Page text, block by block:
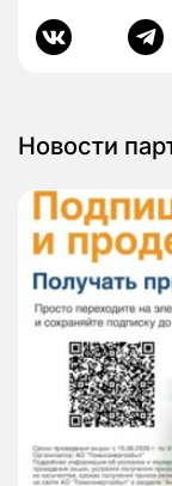
Новости